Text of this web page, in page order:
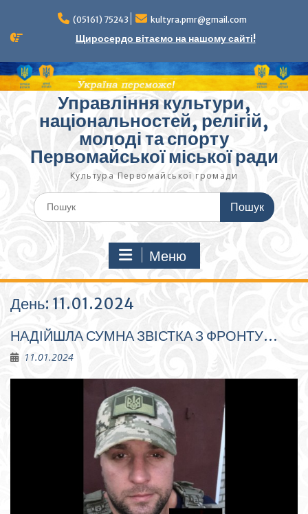
вмісту
(05161) 75243 kultyra.pmr@gmail.com
Щиросердо вітаємо на нашому сайті!
Управління культури,
національностей, релігій,
молоді та спорту
Первомайської міської ради
Культура Первомайcької громади
Шукати:
Меню
День: 11.01.2024
НАДІЙШЛА СУМНА ЗВІСТКА З ФРОНТУ…
11.01.2024